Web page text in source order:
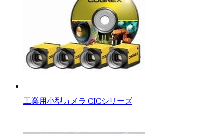
工業用小型カメラ CICシリーズ